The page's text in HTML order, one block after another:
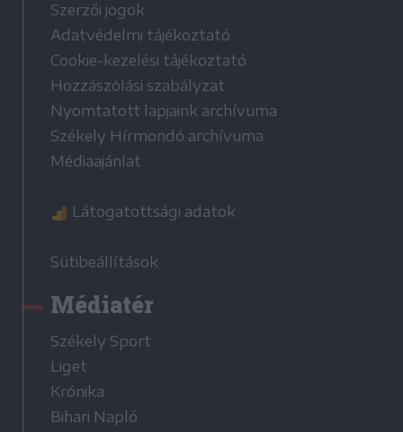
Szerzői jogok
Adatvédelmi tájékoztató
Cookie-kezelési tájékoztató
Hozzászólási szabályzat
Nyomtatott lapjaink archívuma
Székely Hírmondó archívuma
Médiaajánlat
Látogatottsági adatok
Sütibeállítások
Médiatér
Székely Sport
Liget
Krónika
Bihari Napló